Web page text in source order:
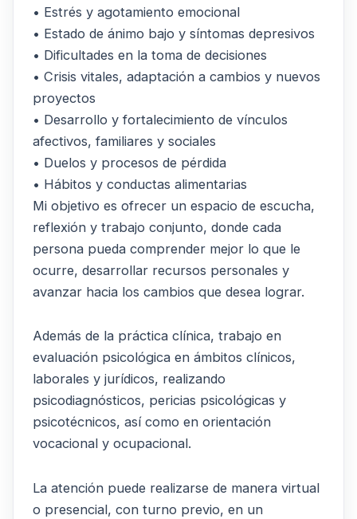
• Estrés y agotamiento emocional
• Estado de ánimo bajo y síntomas depresivos
• Dificultades en la toma de decisiones
• Crisis vitales, adaptación a cambios y nuevos
proyectos
• Desarrollo y fortalecimiento de vínculos
afectivos, familiares y sociales
• Duelos y procesos de pérdida
• Hábitos y conductas alimentarias
Mi objetivo es ofrecer un espacio de escucha,
reflexión y trabajo conjunto, donde cada
persona pueda comprender mejor lo que le
ocurre, desarrollar recursos personales y
avanzar hacia los cambios que desea lograr.
Además de la práctica clínica, trabajo en
evaluación psicológica en ámbitos clínicos,
laborales y jurídicos, realizando
psicodiagnósticos, pericias psicológicas y
psicotécnicos, así como en orientación
vocacional y ocupacional.
La atención puede realizarse de manera virtual
o presencial, con turno previo, en un